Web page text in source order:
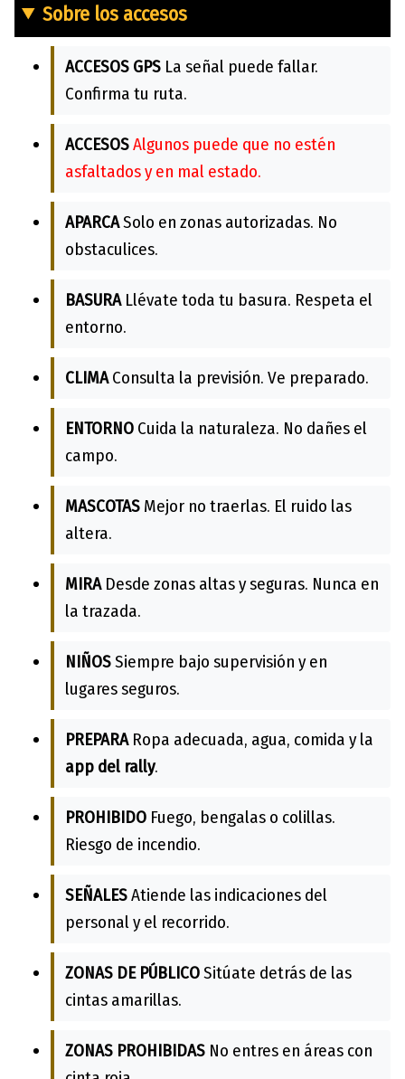
Sobre los accesos
ACCESOS GPS La señal puede fallar.
Confirma tu ruta.
ACCESOSAlgunos puede que no estén
asfaltados y en mal estado.
APARCASolo en zonas autorizadas. No
obstaculices.
BASURALlévate toda tu basura. Respeta el
entorno.
CLIMAConsulta la previsión. Ve preparado.
ENTORNO Cuida la naturaleza. No dañes el
campo.
MASCOTAS Mejor no traerlas. El ruido las
altera.
MIRADesde zonas altas y seguras. Nunca en
la trazada.
NIÑOSSiempre bajo supervisión y en
lugares seguros.
PREPARARopa adecuada, agua, comida y la
app del rally.
PROHIBIDO Fuego, bengalas o colillas.
Riesgo de incendio.
SEÑALESAtiende las indicaciones del
personal y el recorrido.
ZONAS DE PÚBLICOSitúate detrás de las
cintas amarillas.
ZONAS PROHIBIDAS No entres en áreas con